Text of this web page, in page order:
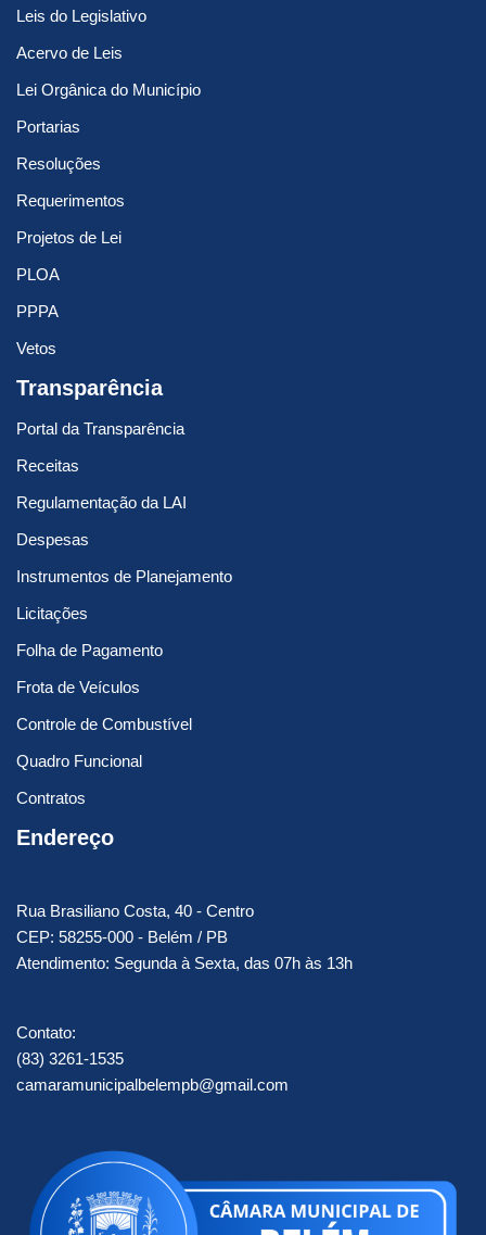
Leis do Legislativo
Acervo de Leis
Lei Orgânica do Município
Portarias
Resoluções
Requerimentos
Projetos de Lei
PLOA
PPPA
Vetos
Transparência
Portal da Transparência
Receitas
Regulamentação da LAI
Despesas
Instrumentos de Planejamento
Licitações
Folha de Pagamento
Frota de Veículos
Controle de Combustível
Quadro Funcional
Contratos
Endereço
Rua Brasiliano Costa, 40 - Centro
CEP: 58255-000 - Belém / PB
Atendimento: Segunda à Sexta, das 07h às 13h
Contato:
(83) 3261-1535
camaramunicipalbelempb@gmail.com